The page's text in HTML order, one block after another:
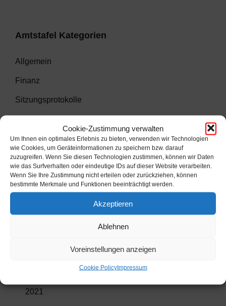
Cookie-Zustimmung verwalten
Um Ihnen ein optimales Erlebnis zu bieten, verwenden wir Technologien
wie Cookies, um Geräteinformationen zu speichern bzw. darauf
zuzugreifen. Wenn Sie diesen Technologien zustimmen, können wir Daten
wie das Surfverhalten oder eindeutige IDs auf dieser Website verarbeiten.
Wenn Sie Ihre Zustimmung nicht erteilen oder zurückziehen, können
bestimmte Merkmale und Funktionen beeinträchtigt werden.
Akzeptieren
Ablehnen
Voreinstellungen anzeigen
Cookie PolicyImpressum
Amtstafel Kategorien
Allgemein
Finanz
Sitzungsprotokolle
2013
2014
2015
2017
2021